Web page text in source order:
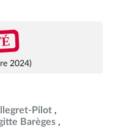
2024)
Pilot
Barèges